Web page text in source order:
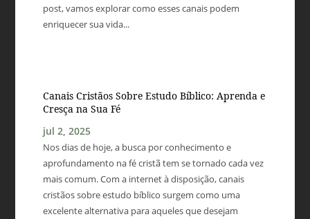
post, vamos explorar como esses canais podem
enriquecer sua vida...
Canais Cristãos Sobre Estudo Bíblico: Aprenda e
Cresça na Sua Fé
jul 2, 2025
Nos dias de hoje, a busca por conhecimento e
aprofundamento na fé cristã tem se tornado cada vez
mais comum. Com a internet à disposição, canais
cristãos sobre estudo bíblico surgem como uma
excelente alternativa para aqueles que desejam